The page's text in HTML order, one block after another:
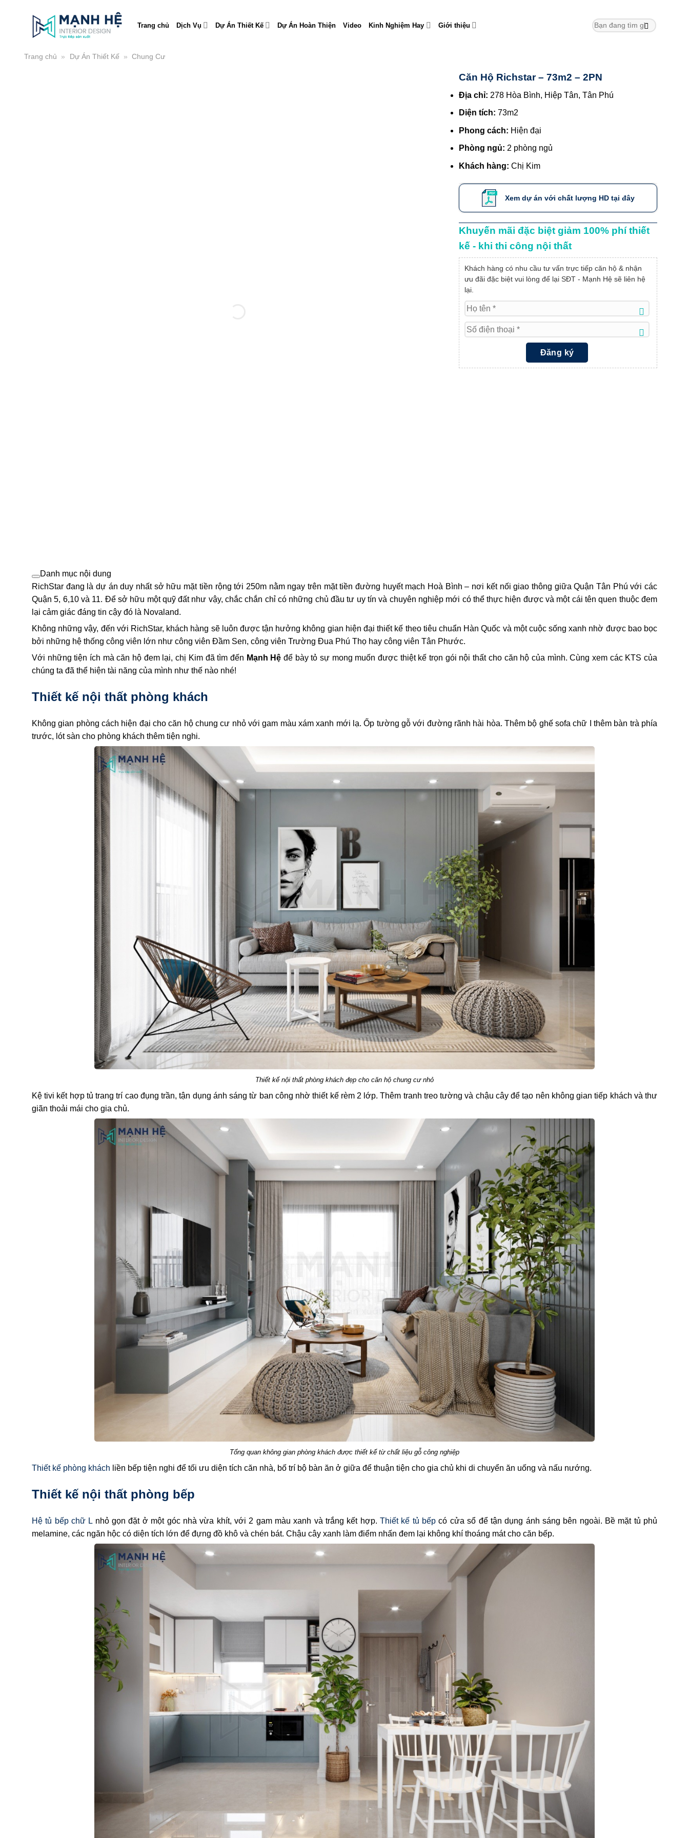
Trang chủ Dịch Vụ Dự Án Thiết Kế Dự Án Hoàn Thiện Video Kinh Nghiệm Hay Giới thiệu
Trang chủ » Dự Án Thiết Kế » Chung Cư
Căn Hộ Richstar – 73m2 – 2PN
Địa chỉ: 278 Hòa Bình, Hiệp Tân, Tân Phú
Diện tích: 73m2
Phong cách: Hiện đại
Phòng ngủ: 2 phòng ngủ
Khách hàng: Chị Kim
Xem dự án với chất lượng HD tại đây
Khuyến mãi đặc biệt giảm 100% phí thiết
kế - khi thi công nội thất
Khách hàng có nhu cầu tư vấn trực tiếp căn hộ & nhận
ưu đãi đặc biệt vui lòng để lại SĐT - Mạnh Hệ sẽ liên hệ
lại.
Danh mục nội dung
RichStar đang là dự án duy nhất sở hữu mặt tiền rộng tới 250m nằm ngay trên mặt tiền đường huyết mạch Hoà Bình – nơi kết nối giao thông giữa Quận Tân Phú với các
Quận 5, 6,10 và 11. Để sở hữu một quỹ đất như vậy, chắc chắn chỉ có những chủ đầu tư uy tín và chuyên nghiệp mới có thể thực hiện được và một cái tên quen thuộc đem
lại cảm giác đáng tin cậy đó là Novaland.
Không những vậy, đến với RichStar, khách hàng sẽ luôn được tận hưởng không gian hiện đại thiết kế theo tiêu chuẩn Hàn Quốc và một cuộc sống xanh nhờ được bao bọc
bởi những hệ thống công viên lớn như công viên Đầm Sen, công viên Trường Đua Phú Thọ hay công viên Tân Phước.
Với những tiện ích mà căn hộ đem lại, chị Kim đã tìm đến Mạnh Hệ để bày tỏ sự mong muốn được thiệt kế trọn gói nội thất cho căn hộ của mình. Cùng xem các KTS của
chúng ta đã thể hiện tài năng của mình như thế nào nhé!
Thiết kế nội thất phòng khách
Không gian phòng cách hiện đại cho căn hộ chung cư nhỏ với gam màu xám xanh mới lạ. Ốp tường gỗ với đường rãnh hài hòa. Thêm bộ ghế sofa chữ I thêm bàn trà phía
trước, lót sàn cho phòng khách thêm tiện nghi.
Thiết kế nội thất phòng khách đẹp cho căn hộ chung cư nhỏ
Kệ tivi kết hợp tủ trang trí cao đụng trần, tận dụng ánh sáng từ ban công nhờ thiết kế rèm 2 lớp. Thêm tranh treo tường và chậu cây để tạo nên không gian tiếp khách và thư
giãn thoải mái cho gia chủ.
Tổng quan không gian phòng khách được thiết kế từ chất liệu gỗ công nghiệp
Thiết kế phòng khách liền bếp tiện nghi để tối ưu diện tích căn nhà, bố trí bộ bàn ăn ở giữa để thuận tiện cho gia chủ khi di chuyển ăn uống và nấu nướng.
Thiết kế nội thất phòng bếp
Hệ tủ bếp chữ L nhỏ gọn đặt ở một góc nhà vừa khít, với 2 gam màu xanh và trắng kết hợp.Thiết kế tủ bếp có cửa sổ để tận dụng ánh sáng bên ngoài. Bề mặt tủ phủ
melamine, các ngăn hộc có diện tích lớn để đựng đồ khô và chén bát. Chậu cây xanh làm điểm nhấn đem lại không khí thoáng mát cho căn bếp.